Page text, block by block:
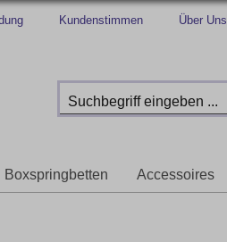
Kundenstimmen Über Uns
Boxspringbetten Accessoires